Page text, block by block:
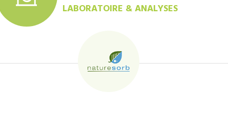
LABORATOIRE & ANALYSES